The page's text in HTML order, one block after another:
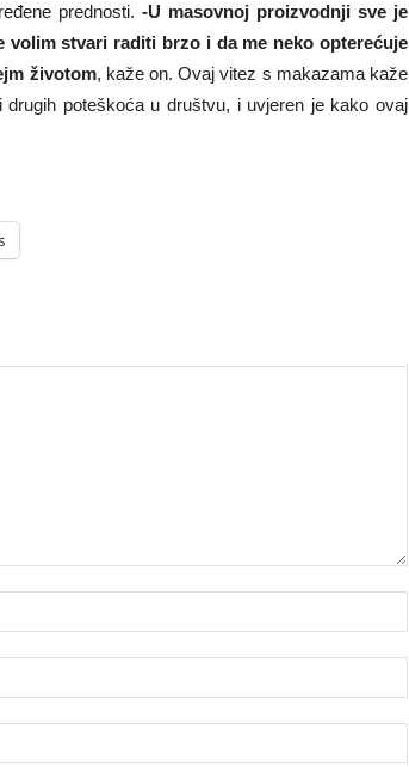
prednosti. -U masovnoj proizvodnji sve je
stvari raditi brzo i da me neko opterećuje
životom, kaže on. Ovaj vitez s makazama kaže
poteškoća u društvu, i uvjeren je kako ovaj